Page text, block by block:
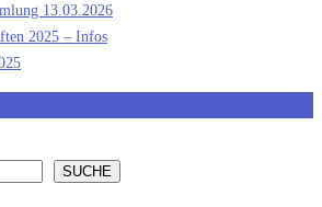
13.03.2026
2025 – Infos
SUCHE